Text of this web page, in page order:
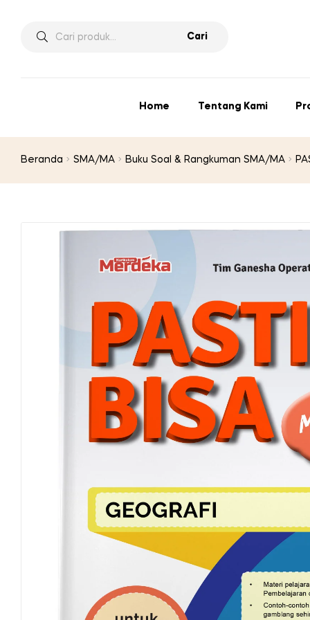
Pencarian
Cari
Home Tentang Kami
Beranda SMA/MA Buku Soal & Rangkuman SMA/MA